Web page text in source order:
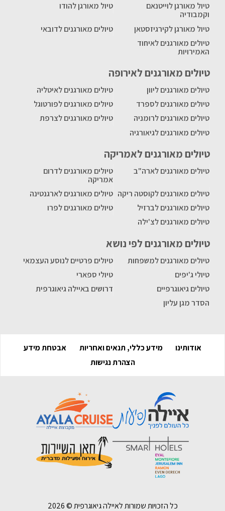
טיול מאורגן לוייטנאם
וקמבודיה
טיול מאורגן להודו
טיול מאורגן לקירגיזסטאן
טיולים מאורגנים לדובאי
טיולים מאורגנים לאיחוד
האמירויות
טיולים מאורגנים לאירופה
טיולים מאורגנים ליוון
טיולים מאורגנים לאיטליה
טיולים מאורגנים לספרד
טיולים מאורגנים לפורטוגל
טיולים מאורגנים לרומניה
טיולים מאורגנים לצרפת
טיולים מאורגנים לגיאורגיה
טיולים מאורגנים לאמריקה
טיולים מאורגנים לארה"ב
טיולים מאורגנים לדרום
אמריקה
טיולים מאורגנים לקוסטה ריקה טיולים מאורגנים לארגנטינה
טיולים מאורגנים לברזיל
טיולים מאורגנים לפרו
טיולים מאורגנים לצ'ילה
טיולים מאורגנים לפי נושא
טיולים מאורגנים למשפחות
טיולים פרטיים לנוסע העצמאי
טיולי ג'יפים
טיולי ספארי
טיולים גיאוגרפיים
דרושים באיילה גיאוגרפית
הסדר מגן עליון
אודותינו מידע כללי, תנאים ואחריות
אבטחת מידע
הצהרת נגישות
כל הזכויות שמורות לאיילה גיאוגרפית ©2026